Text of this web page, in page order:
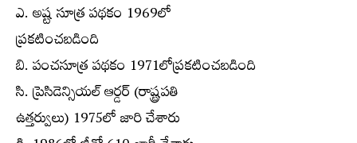
ఎ. అష్ట సూత్ర పథకం 1969లో
ప్రకటించబడింది
బి. పంచసూత్ర పథకం 1971లోప్రకటించబడింది
సి. ప్రెసిడెన్సియల్‌ ఆర్డర్‌ (రాష్ట్రపతి
ఉత్తర్వులు) 1975లో జారి చేశారు